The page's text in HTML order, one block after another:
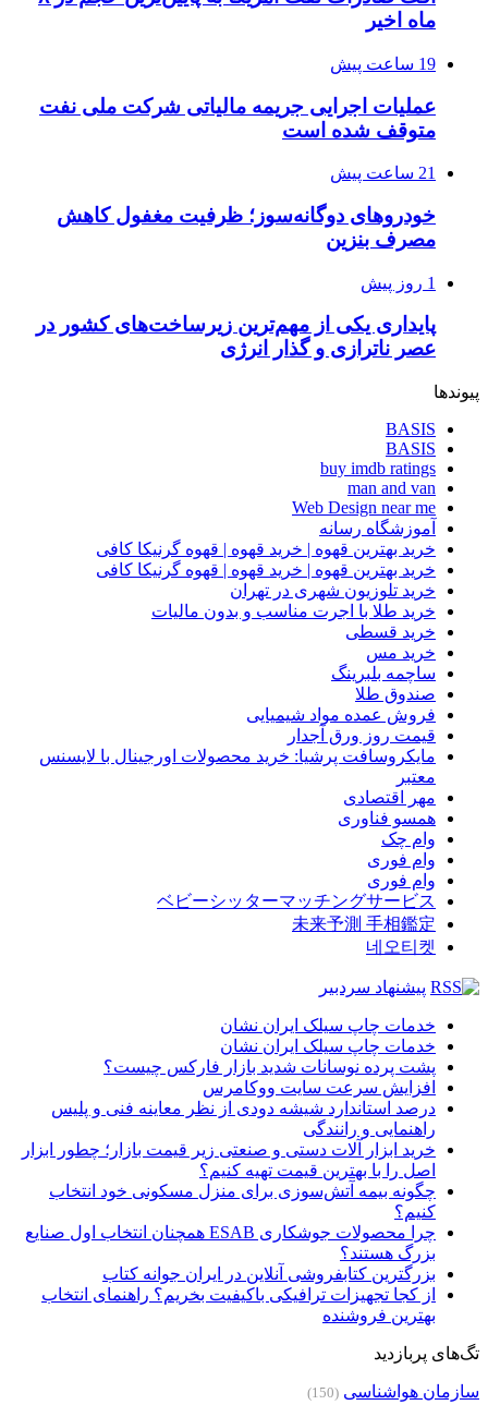
ماه اخیر
19 ساعت پیش
عملیات اجرایی جریمه مالیاتی شرکت ملی نفت
متوقف شده است
21 ساعت پیش
خودروهای دوگانه‌سوز؛ ظرفیت مغفول کاهش
مصرف بنزین
1 روز پیش
پایداری یکی از مهم‌ترین زیرساخت‌های کشور در
عصر ناترازی و گذار انرژی
پیوندها
BASIS
BASIS
buy imdb ratings
man and van
Web Design near me
آموزشگاه رسانه
خرید بهترین قهوه | خرید قهوه | قهوه گرنیکا کافی
خرید بهترین قهوه | خرید قهوه | قهوه گرنیکا کافی
خرید تلوزیون شهری در تهران
خرید طلا با اجرت مناسب و بدون مالیات
خرید قسطی
خرید مس
ساچمه بلبرینگ
صندوق طلا
فروش عمده مواد شیمیایی
قیمت روز ورق آجدار
مایکروسافت پرشیا: خرید محصولات اورجینال با لایسنس
معتبر
مهر اقتصادی
همسو فناوری
وام چک
وام فوری
وام فوری
ベビーシッターマッチングサービス
未来予測 手相鑑定
네오티켓
پیشنهاد سردبیر
خدمات چاپ سیلک ایران نشان
خدمات چاپ سیلک ایران نشان
پشت پرده نوسانات شدید بازار فارکس چیست؟
افزایش سرعت سایت ووکامرس
درصد استاندارد شیشه دودی از نظر معاینه فنی و پلیس
راهنمایی و رانندگی
خرید ابزار آلات دستی و صنعتی زیر قیمت بازار؛ چطور ابزار
اصل را با بهترین قیمت تهیه کنیم؟
چگونه بیمه آتش‌سوزی برای منزل مسکونی خود انتخاب
کنیم؟
چرا محصولات جوشکاری ESAB همچنان انتخاب اول صنایع
بزرگ هستند؟
بزرگترین کتابفروشی آنلاین در ایران جوانه کتاب
از کجا تجهیزات ترافیکی باکیفیت بخریم؟ راهنمای انتخاب
بهترین فروشنده
تگ‌های پربازدید
سازمان هواشناسی (150)